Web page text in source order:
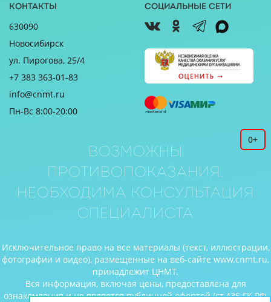
Контакты
630090
Новосибирск
ул. Пирогова, 25/4
+7 383 363-01-83
info@cnmt.ru
Пн-Вс 8:00-20:00
Социальные сети
0+
Возможны
противопоказания.
Необходима консультация
специалиста
Исключительное право на все материалы (текст, иллюстрации,
фотографии и видео), размещенные на веб-сайте www.cnmt.ru,
принадлежит ЦНМТ.
Вся информация, включая цены, предоставлена для
ознакомления и не является публичной офертой (ст.435 ГК РФ,